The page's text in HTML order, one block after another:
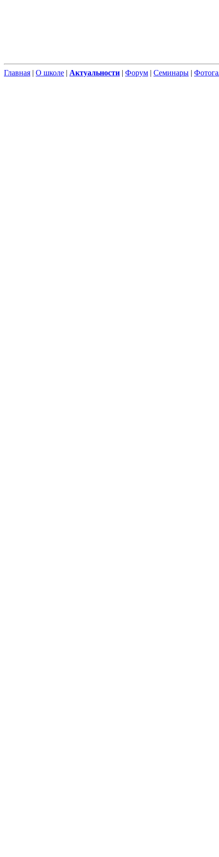
Главная | О школе | Актуальности | Форум | Семинары |